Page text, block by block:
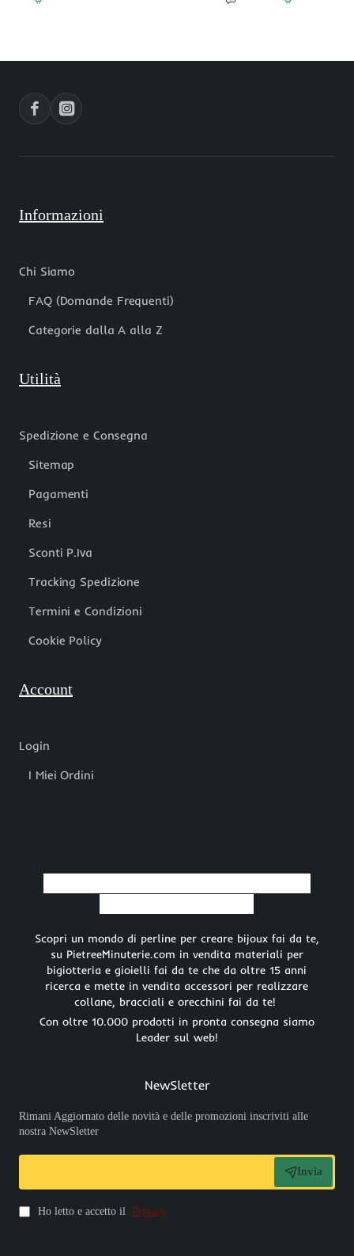
mm
45
cm
mm
Informazioni
Chi Siamo
FAQ (Domande Frequenti)
Categorie dalla A alla Z
Utilità
Spedizione e Consegna
Sitemap
Pagamenti
Resi
Sconti P.Iva
Tracking Spedizione
Termini e Condizioni
Cookie Policy
Account
Login
I Miei Ordini
Scopri un mondo di perline per creare bijoux fai da te,
su PietreeMinuterie.com in vendita materiali per
bigiotteria e gioielli fai da te che da oltre 15 anni
ricerca e mette in vendita accessori per realizzare
collane, bracciali e orecchini fai da te!
Con oltre 10.000 prodotti in pronta consegna siamo
Leader sul web!
NewSletter
Rimani Aggiornato delle novità e delle promozioni inscriviti alle
nostra NewSletter
Invia
Ho letto e accetto il Privacy